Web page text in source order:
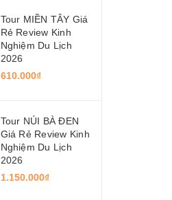
Tour MIỀN TÂY Giá
Rẻ Review Kinh
Nghiệm Du Lịch
2026
610.000₫
Tour NÚI BÀ ĐEN
Giá Rẻ Review Kinh
Nghiệm Du Lịch
2026
1.150.000₫